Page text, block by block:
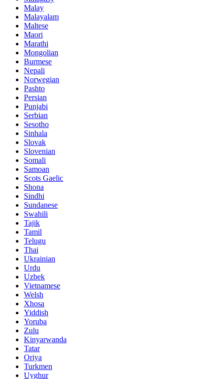
Malay
Malayalam
Maltese
Maori
Marathi
Mongolian
Burmese
Nepali
Norwegian
Pashto
Persian
Punjabi
Serbian
Sesotho
Sinhala
Slovak
Slovenian
Somali
Samoan
Scots Gaelic
Shona
Sindhi
Sundanese
Swahili
Tajik
Tamil
Telugu
Thai
Ukrainian
Urdu
Uzbek
Vietnamese
Welsh
Xhosa
Yiddish
Yoruba
Zulu
Kinyarwanda
Tatar
Oriya
Turkmen
Uyghur